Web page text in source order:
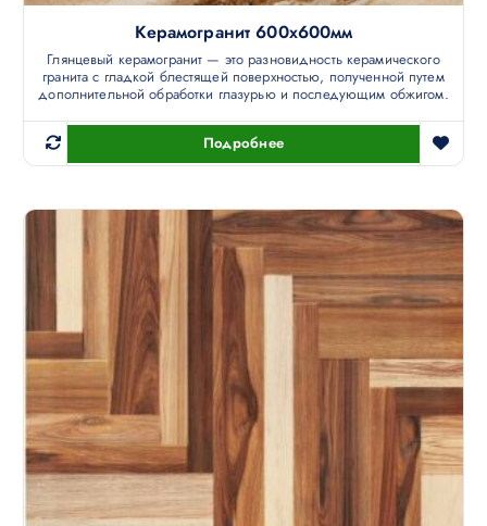
Керамогранит 600х600мм
Глянцевый керамогранит — это разновидность керамического
гранита с гладкой блестящей поверхностью, полученной путем
дополнительной обработки глазурью и последующим обжигом.
Подробнее